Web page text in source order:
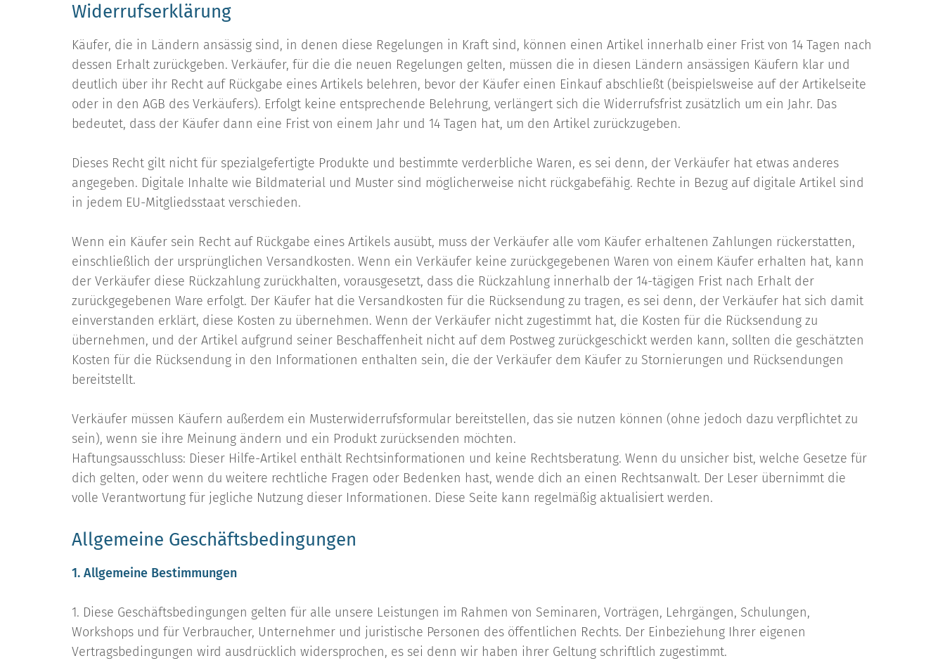
Widerrufserklärung​
Käufer, die in Ländern ansässig sind, in denen diese Regelungen in Kraft sind, können einen Artikel innerhalb einer Frist von 14 Tagen nach
dessen Erhalt zurückgeben. Verkäufer, für die die neuen Regelungen gelten, müssen die in diesen Ländern ansässigen Käufern klar und
deutlich über ihr Recht auf Rückgabe eines Artikels belehren, bevor der Käufer einen Einkauf abschließt (beispielsweise auf der Artikelseite
oder in den AGB des Verkäufers). Erfolgt keine entsprechende Belehrung, verlängert sich die Widerrufsfrist zusätzlich um ein Jahr. Das
bedeutet, dass der Käufer dann eine Frist von einem Jahr und 14 Tagen hat, um den Artikel zurückzugeben.
Dieses Recht gilt nicht für spezialgefertigte Produkte und bestimmte verderbliche Waren, es sei denn, der Verkäufer hat etwas anderes
angegeben. Digitale Inhalte wie Bildmaterial und Muster sind möglicherweise nicht rückgabefähig. Rechte in Bezug auf digitale Artikel sind
in jedem EU-Mitgliedsstaat verschieden.
Wenn ein Käufer sein Recht auf Rückgabe eines Artikels ausübt, muss der Verkäufer alle vom Käufer erhaltenen Zahlungen rückerstatten,
einschließlich der ursprünglichen Versandkosten. Wenn ein Verkäufer keine zurückgegebenen Waren von einem Käufer erhalten hat, kann
der Verkäufer diese Rückzahlung zurückhalten, vorausgesetzt, dass die Rückzahlung innerhalb der 14-tägigen Frist nach Erhalt der
zurückgegebenen Ware erfolgt. Der Käufer hat die Versandkosten für die Rücksendung zu tragen, es sei denn, der Verkäufer hat sich damit
einverstanden erklärt, diese Kosten zu übernehmen. Wenn der Verkäufer nicht zugestimmt hat, die Kosten für die Rücksendung zu
übernehmen, und der Artikel aufgrund seiner Beschaffenheit nicht auf dem Postweg zurückgeschickt werden kann, sollten die geschätzten
Kosten für die Rücksendung in den Informationen enthalten sein, die der Verkäufer dem Käufer zu Stornierungen und Rücksendungen
bereitstellt.
Verkäufer müssen Käufern außerdem ein Musterwiderrufsformular bereitstellen, das sie nutzen können (ohne jedoch dazu verpflichtet zu
sein), wenn sie ihre Meinung ändern und ein Produkt zurücksenden möchten.
Haftungsausschluss: Dieser Hilfe-Artikel enthält Rechtsinformationen und keine Rechtsberatung. Wenn du unsicher bist, welche Gesetze für
dich gelten, oder wenn du weitere rechtliche Fragen oder Bedenken hast, wende dich an einen Rechtsanwalt. Der Leser übernimmt die
volle Verantwortung für jegliche Nutzung dieser Informationen. Diese Seite kann regelmäßig aktualisiert werden.
Allgemeine Geschäftsbedingungen
1. Allgemeine Bestimmungen
1. Diese Geschäftsbedingungen gelten für alle unsere Leistungen im Rahmen von Seminaren, Vorträgen, Lehrgängen, Schulungen,
Workshops und für Verbraucher, Unternehmer und juristische Personen des öffentlichen Rechts. Der Einbeziehung Ihrer eigenen
Vertragsbedingungen wird ausdrücklich widersprochen, es sei denn wir haben ihrer Geltung schriftlich zugestimmt.